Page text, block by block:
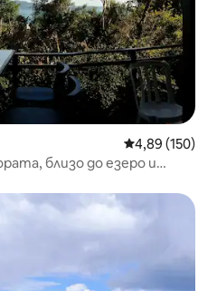
Средна
4,89 (150)
близо до езеро и